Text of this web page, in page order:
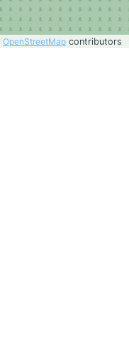
OpenStreetMap contributors